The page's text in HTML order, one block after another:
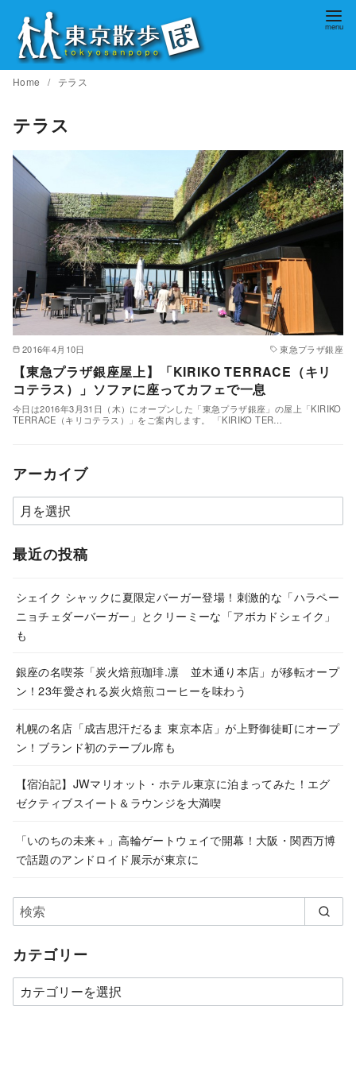
ンHome テラス
テラス
2016年4月10日 東急プラザ銀座
【東急プラザ銀座屋上】「KIRIKO TERRACE（キリ
コテラス）」ソファに座ってカフェで一息
今日は2016年3月31日（木）にオープンした「東急プラザ銀座」の屋上「KIRIKO
TERRACE（キリコテラス）」をご案内します。 「KIRIKO TER…
アーカイブ
ア
ー
カ
ブ
最近の投稿
シェイク シャックに夏限定バーガー登場！刺激的な「ハラペー
ニョチェダーバーガー」とクリーミーな「アボカドシェイク」
も
銀座の名喫茶「炭火焙煎珈琲.凛 並木通り本店」が移転オープ
ン！23年愛される炭火焙煎コーヒーを味わう
札幌の名店「成吉思汗だるま 東京本店」が上野御徒町にオープ
ン！ブランド初のテーブル席も
【宿泊記】JWマリオット・ホテル東京に泊まってみた！エグ
ゼクティブスイート＆ラウンジを大満喫
「いのちの未来＋」高輪ゲートウェイで開幕！大阪・関西万博
で話題のアンドロイド展示が東京に
カテゴリー
カ
テ